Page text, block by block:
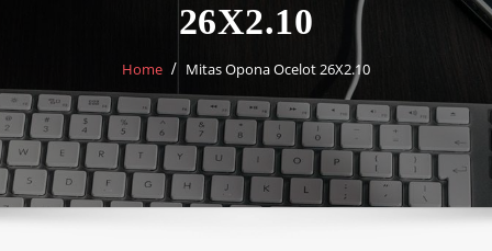
26X2.10
Home Mitas Opona Ocelot 26X2.10